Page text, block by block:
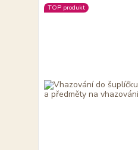
TOP produkt